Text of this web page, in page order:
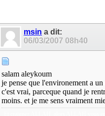
msin a dit:
06/03/2007 08h40
salam aleykoum
je pense que l'environement a un
c'est vrai, parceque quand je
moins. et je me sens vraiment